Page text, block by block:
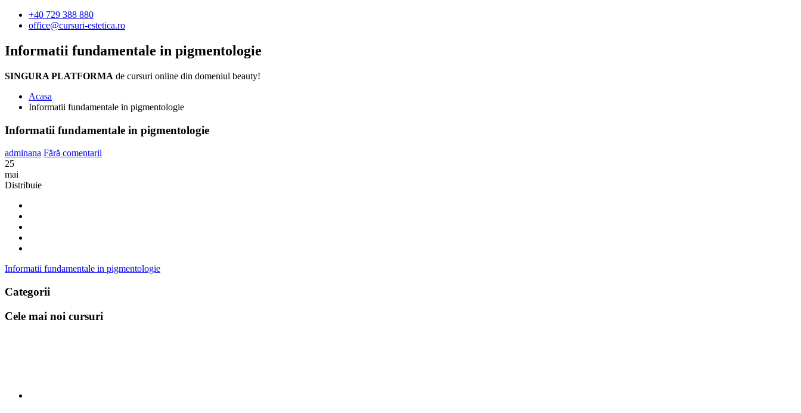
+40 729 388 880
office@cursuri-estetica.ro
Informatii fundamentale in pigmentologie
SINGURA PLATFORMA de cursuri online din domeniul beauty!
Acasa
Informatii fundamentale in pigmentologie
Informatii fundamentale in pigmentologie
adminana Fără comentarii
25
mai
Distribuie
Informatii fundamentale in pigmentologie
Categorii
Cele mai noi cursuri